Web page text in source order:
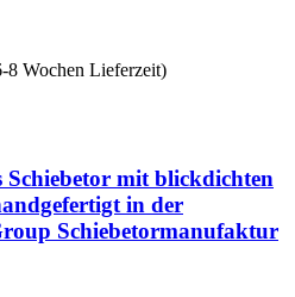
8 Wochen Lieferzeit)
Schiebetor mit blickdichten
in der
Schiebetormanufaktur